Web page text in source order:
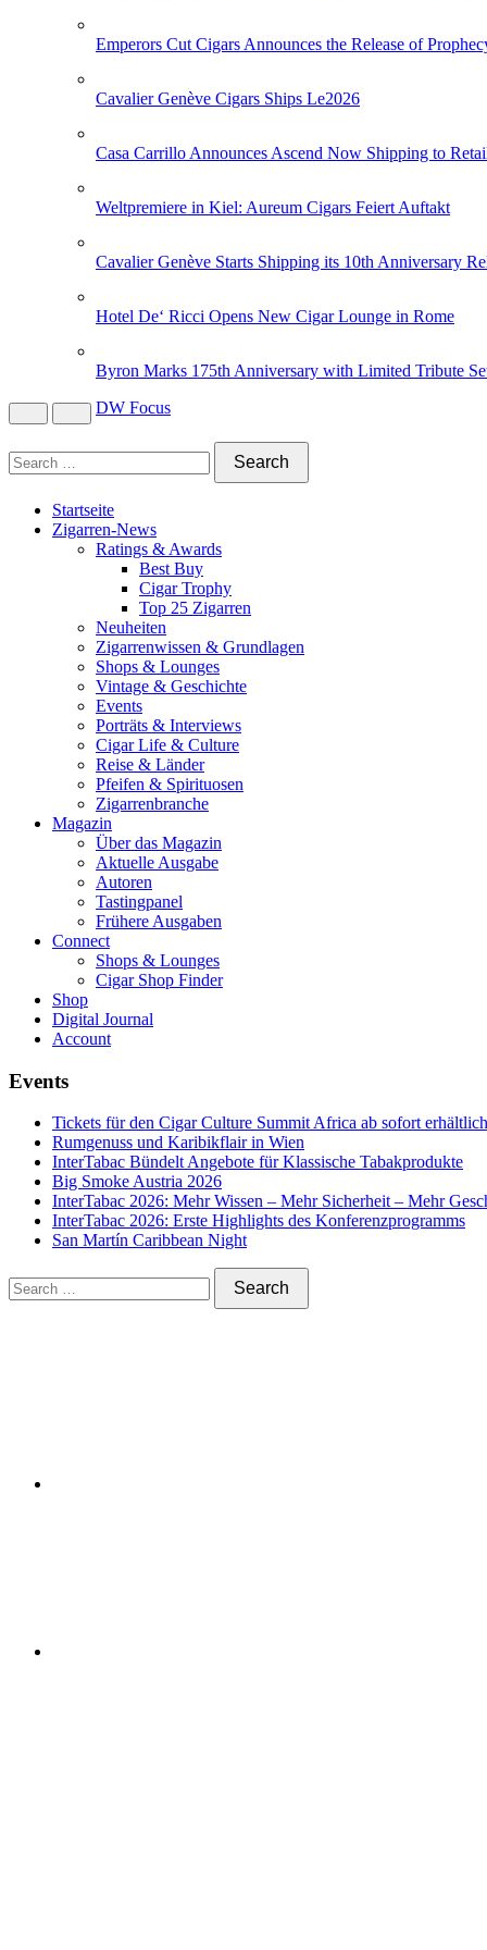
Emperors Cut Cigars Announces the Release of
Cavalier Genève Cigars Ships Le2026
Casa Carrillo Announces Ascend Now Shipping to
Weltpremiere in Kiel: Aureum Cigars Feiert Auftakt
Cavalier Genève Starts Shipping its 10th Anniversary
Hotel De‘ Ricci Opens New Cigar Lounge in Rome
Byron Marks 175th Anniversary with Limited Tribute
DW Focus
Startseite
Zigarren-News
Ratings & Awards
Best Buy
Cigar Trophy
Top 25 Zigarren
Neuheiten
Zigarrenwissen & Grundlagen
Shops & Lounges
Vintage & Geschichte
Events
Porträts & Interviews
Cigar Life & Culture
Reise & Länder
Pfeifen & Spirituosen
Zigarrenbranche
Magazin
Über das Magazin
Aktuelle Ausgabe
Autoren
Tastingpanel
Frühere Ausgaben
Connect
Shops & Lounges
Cigar Shop Finder
Shop
Digital Journal
Account
Events
Tickets für den Cigar Culture Summit Africa ab sofort erhältlich
Rumgenuss und Karibikflair in Wien
InterTabac Bündelt Angebote für Klassische Tabakprodukte
Big Smoke Austria 2026
InterTabac 2026: Mehr Wissen – Mehr Sicherheit – Mehr
InterTabac 2026: Erste Highlights des Konferenzprogramms
San Martín Caribbean Night